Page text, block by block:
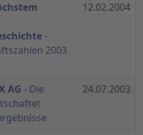
-
2003
12.02.2004
AG - Die
24.07.2003